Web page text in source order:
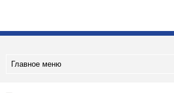
Главное меню